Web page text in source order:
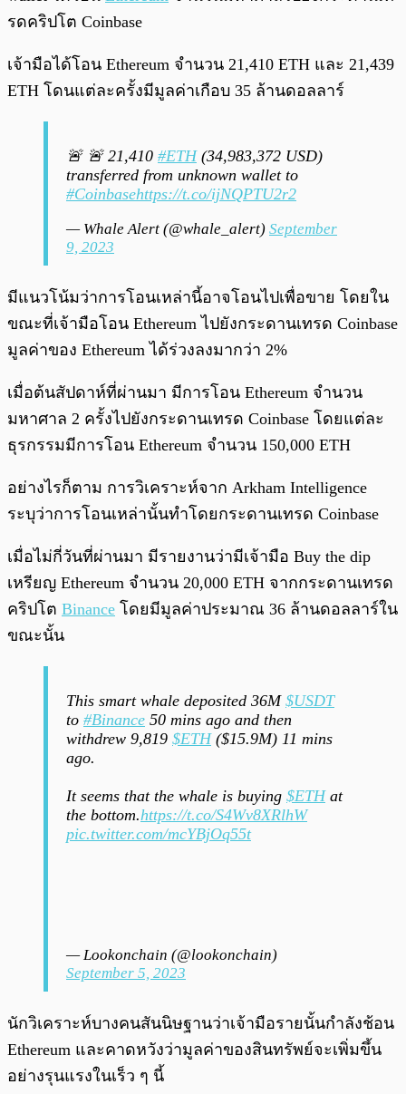
รดคริปโต Coinbase
เจ้ามือได้โอน Ethereum จำนวน 21,410 ETH และ 21,439
ETH โดนแต่ละครั้งมีมูลค่าเกือบ 35 ล้านดอลลาร์
🚨 🚨 21,410 #ETH(34,983,372 USD)
transferred from unknown wallet to
#Coinbasehttps://t.co/ijNQPTU2r2
— Whale Alert (@whale_alert) September
9, 2023
มีแนวโน้มว่าการโอนเหล่านี้อาจโอนไปเพื่อขาย โดยใน
ขณะที่เจ้ามือโอน Ethereum ไปยังกระดานเทรด Coinbase
มูลค่าของ Ethereum ได้ร่วงลงมากว่า 2%
เมื่อต้นสัปดาห์ที่ผ่านมา มีการโอน Ethereum จำนวน
มหาศาล 2 ครั้งไปยังกระดานเทรด Coinbase โดยแต่ละ
ธุรกรรมมีการโอน Ethereum จำนวน 150,000 ETH
อย่างไรก็ตาม การวิเคราะห์จาก Arkham Intelligence
ระบุว่าการโอนเหล่านั้นทำโดยกระดานเทรด Coinbase
เมื่อไม่กี่วันที่ผ่านมา มีรายงานว่ามีเจ้ามือ Buy the dip
เหรียญ Ethereum จำนวน 20,000 ETH จากกระดานเทรด
คริปโต Binance โดยมีมูลค่าประมาณ 36 ล้านดอลลาร์ใน
ขณะนั้น
This smart whale deposited 36M $USDT
to #Binance 50 mins ago and then
withdrew 9,819 $ETH($15.9M) 11 mins
ago.
It seems that the whale is buying $ETHat
the bottom.https://t.co/S4Wv8XRlhW
pic.twitter.com/mcYBjOq55t
— Lookonchain (@lookonchain)
September 5, 2023
นักวิเคราะห์บางคนสันนิษฐานว่าเจ้ามือรายนั้นกำลังช้อน
Ethereum และคาดหวังว่ามูลค่าของสินทรัพย์จะเพิ่มขึ้น
อย่างรุนแรงในเร็ว ๆ นี้